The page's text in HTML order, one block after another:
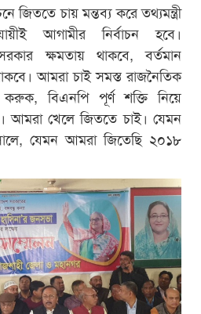
জিততে চায় মন্তব্য করে তথ্যমন্ত্রী
আগামীর নির্বাচন হবে।
সরকার ক্ষমতায় থাকবে, বর্তমান
থাকবে। আমরা চাই সমস্ত রাজনৈতিক
করুক, বিএনপি পূর্ণ শক্তি নিয়ে
আমরা খেলে জিততে চাই। যেমন
যেমন আমরা জিতেছি ২০১৮